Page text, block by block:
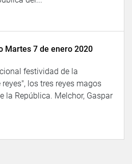
Martes 7 de enero 2020
festividad de la
los tres reyes magos
la República. Melchor, Gaspar